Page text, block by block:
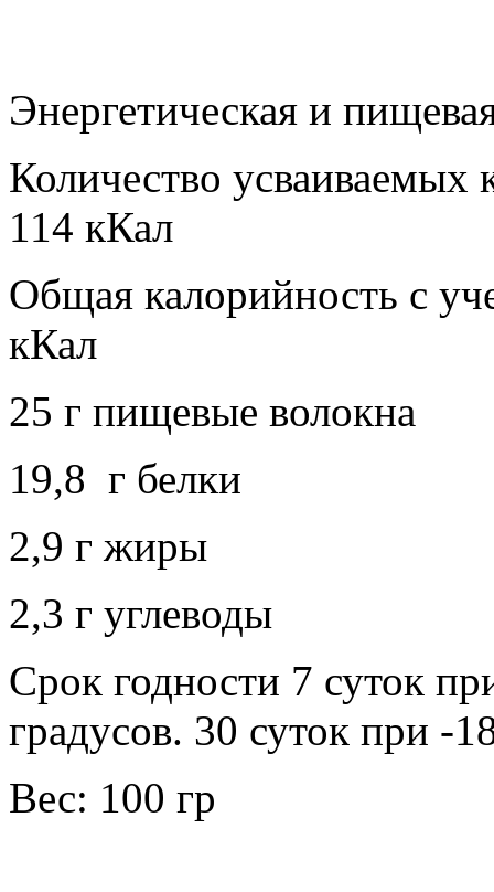
Энергетическая и
Количество усваиваемых
114 кКал
Общая калорийность с
кКал
25 г пищевые волокна
19,8 г белки
2,9 г жиры
2,3 г углеводы
Срок годности 7 суток
градусов. 30 суток при -
Вес: 100 гр